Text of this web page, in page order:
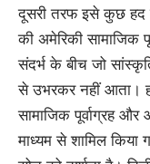
दूसरी तरफ इसे कुछ
की अमेरिकी
संदर्भ के बीच जो
से उभरकर नहीं आता।
सामाजिक पूर्वाग्रह
माध्यम से शामिल किया